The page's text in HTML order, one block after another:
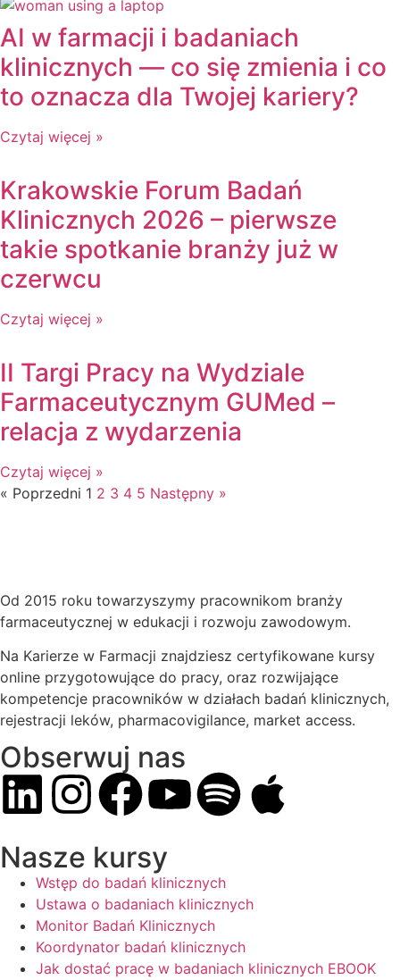
AI w farmacji i badaniach
klinicznych — co się zmienia i co
to oznacza dla Twojej kariery?
Czytaj więcej »
Krakowskie Forum Badań
Klinicznych 2026 – pierwsze
takie spotkanie branży już w
czerwcu
Czytaj więcej »
II Targi Pracy na Wydziale
Farmaceutycznym GUMed –
relacja z wydarzenia
Czytaj więcej »
« Poprzedni 1 2 3 4 5 Następny »
Od 2015 roku towarzyszymy pracownikom branży
farmaceutycznej w edukacji i rozwoju zawodowym.
Na Karierze w Farmacji znajdziesz certyfikowane kursy
online przygotowujące do pracy, oraz rozwijające
kompetencje pracowników w działach badań klinicznych,
rejestracji leków, pharmacovigilance, market access.
Obserwuj nas
Nasze kursy
Wstęp do badań klinicznych
Ustawa o badaniach klinicznych
Monitor Badań Klinicznych
Koordynator badań klinicznych
Jak dostać pracę w badaniach klinicznych EBOOK